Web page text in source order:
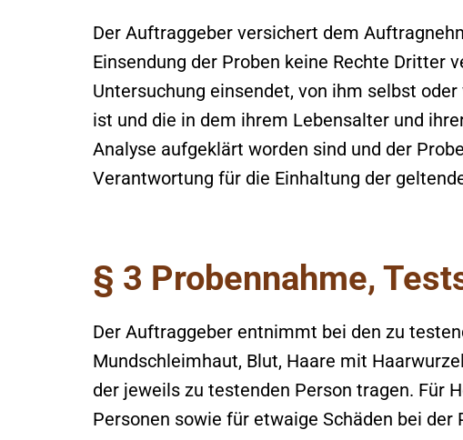
Der Auftraggeber versichert dem
Einsendung der Proben keine Rechte Dritter
Untersuchung einsendet, von ihm selbst
ist und die in dem ihrem Lebensalter und
Analyse aufgeklärt worden sind und der
Verantwortung für die Einhaltung der
§ 3 Probennahme,
Der Auftraggeber entnimmt bei den zu
Mundschleimhaut, Blut, Haare mit
der jeweils zu testenden Person tragen. Für
Personen sowie für etwaige Schäden bei